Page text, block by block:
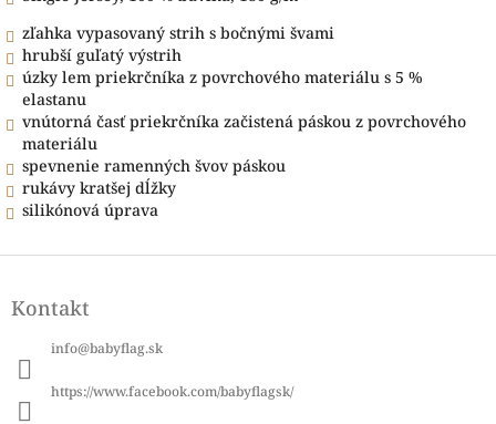
zľahka vypasovaný strih s bočnými švami
hrubší guľatý výstrih
úzky lem priekrčníka z povrchového materiálu s 5 %
elastanu
vnútorná časť priekrčníka začistená páskou z povrchového
materiálu
spevnenie ramenných švov páskou
rukávy kratšej dĺžky
silikónová úprava
Z
pKontakt
info@babyflag.sk
https://www.facebook.com/babyflagsk/